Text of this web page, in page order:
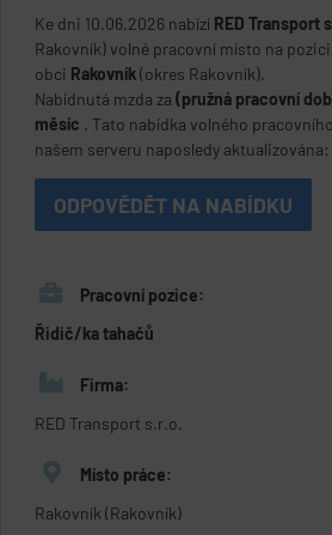
Ke dni 10.06.2026 nabízí RED Transport
Rakovník) volné pracovní místo na pozici
obci Rakovník(okres Rakovník).
Nabídnutá mzda za (pružná pracovní
měsíc . Tato nabídka volného
našem serveru naposledy aktualizována:
ODPOVĚDĚT NA NABÍDKU
Pracovní pozice:
Řidič/ka tahačů
Firma:
RED Transport s.r.o.
Místo práce:
Rakovník (Rakovník)